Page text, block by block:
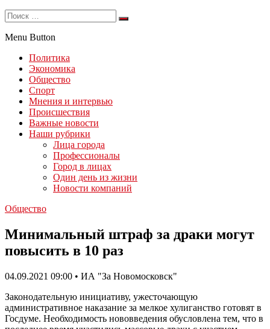
Menu Button
Политика
Экономика
Общество
Спорт
Мнения и интервью
Происшествия
Важные новости
Наши рубрики
Лица города
Профессионалы
Город в лицах
Один день из жизни
Новости компаний
Общество
Минимальный штраф за драки могут
повысить в 10 раз
04.09.2021 09:00 • ИА "За Новомосковск"
Законодательную инициативу, ужесточающую
административное наказание за мелкое хулиганство готовят в
Госдуме. Необходимость нововведения обусловлена тем, что в